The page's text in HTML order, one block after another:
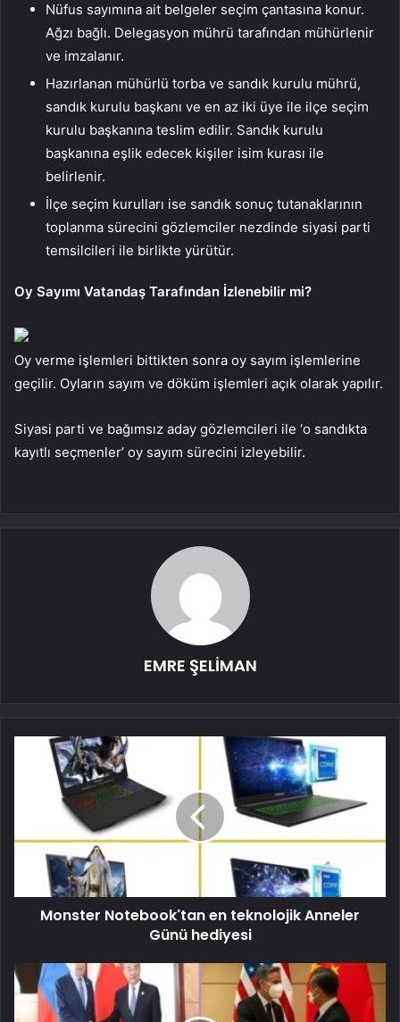
Nüfus sayımına ait belgeler seçim çantasına konur.
Ağzı bağlı. Delegasyon mührü tarafından mühürlenir
ve imzalanır.
Hazırlanan mühürlü torba ve sandık kurulu mührü,
sandık kurulu başkanı ve en az iki üye ile ilçe seçim
kurulu başkanına teslim edilir. Sandık kurulu
başkanına eşlik edecek kişiler isim kurası ile
belirlenir.
İlçe seçim kurulları ise sandık sonuç tutanaklarının
toplanma sürecini gözlemciler nezdinde siyasi parti
temsilcileri ile birlikte yürütür.
Oy Sayımı Vatandaş Tarafından İzlenebilir mi?
Oy verme işlemleri bittikten sonra oy sayım işlemlerine
geçilir. Oyların sayım ve döküm işlemleri açık olarak yapılır.
Siyasi parti ve bağımsız aday gözlemcileri ile ‘o sandıkta
kayıtlı seçmenler’ oy sayım sürecini izleyebilir.
EMRE ŞELİMAN
Monster Notebook'tan en teknolojik Anneler
Günü hediyesi